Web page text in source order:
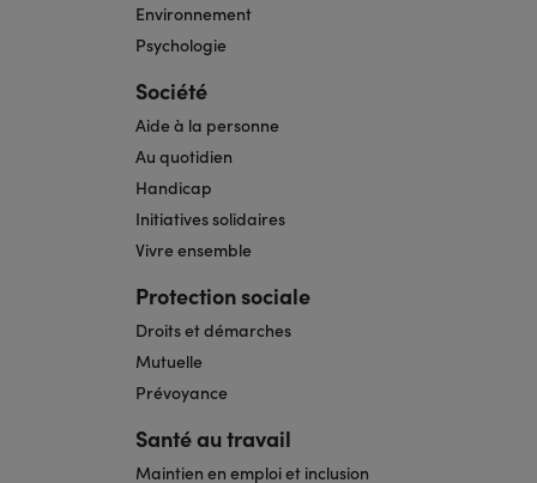
Environnement
Psychologie
Société
Aide à la personne
Au quotidien
Handicap
Initiatives solidaires
Vivre ensemble
Protection sociale
Droits et démarches
Mutuelle
Prévoyance
Santé au travail
Maintien en emploi et inclusion